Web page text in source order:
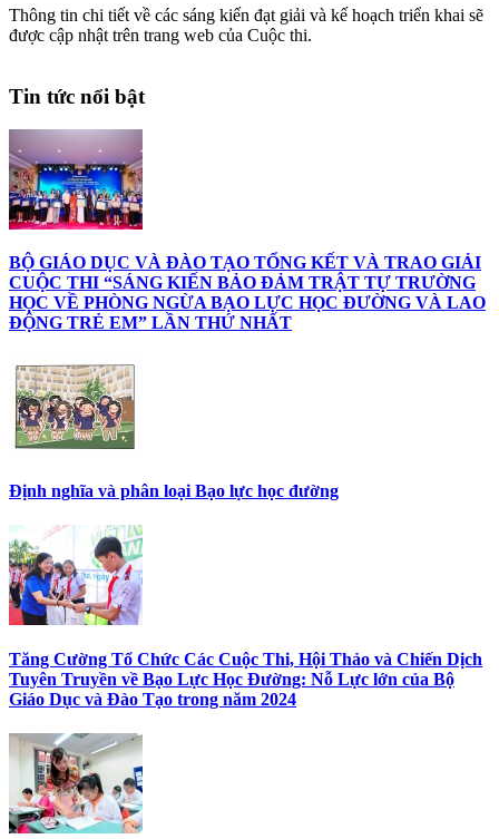
Thông tin chi tiết về các sáng kiến đạt giải và kế hoạch triển khai sẽ
được cập nhật trên trang web của Cuộc thi.
Tin tức nổi bật
BỘ GIÁO DỤC VÀ ĐÀO TẠO TỔNG KẾT VÀ TRAO GIẢI
CUỘC THI “SÁNG KIẾN BẢO ĐẢM TRẬT TỰ TRƯỜNG
HỌC VỀ PHÒNG NGỪA BẠO LỰC HỌC ĐƯỜNG VÀ LAO
ĐỘNG TRẺ EM” LẦN THỨ NHẤT
Định nghĩa và phân loại Bạo lực học đường
Tăng Cường Tổ Chức Các Cuộc Thi, Hội Thảo và Chiến Dịch
Tuyên Truyền về Bạo Lực Học Đường: Nỗ Lực lớn của Bộ
Giáo Dục và Đào Tạo trong năm 2024